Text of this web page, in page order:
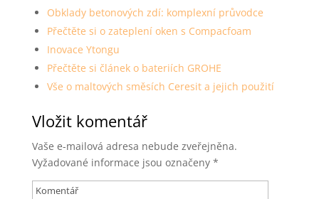
Obklady betonových zdí: komplexní průvodce
Přečtěte si o zateplení oken s Compacfoam
Inovace Ytongu
Přečtěte si článek o bateriích GROHE
Vše o maltových směsích Ceresit a jejich použití
Vložit komentář
Vaše e-mailová adresa nebude zveřejněna.
Vyžadované informace jsou označeny *